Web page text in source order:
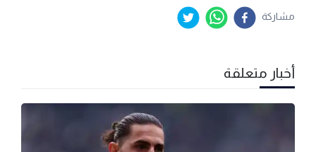
مشاركة
أخبار متعلقة